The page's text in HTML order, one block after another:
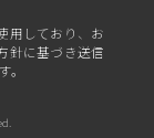
用しており、お
針に基づき送信